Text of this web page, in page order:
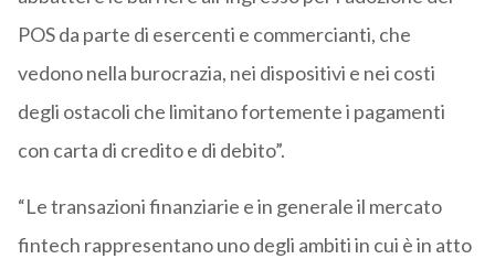
POS da parte di esercenti e commercianti, che
vedono nella burocrazia, nei dispositivi e nei costi
degli ostacoli che limitano fortemente i pagamenti
con carta di credito e di debito”.
“Le transazioni finanziarie e in generale il mercato
fintech rappresentano uno degli ambiti in cui è in atto